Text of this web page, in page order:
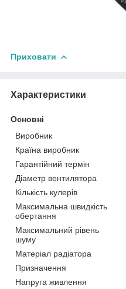
Приховати
Характеристики
Основні
Виробник
Країна виробник
Гарантійний термін
Діаметр вентилятора
Кількість кулерів
Максимальна швидкість
обертання
Максимальний рівень
шуму
Матеріал радіатора
Призначення
Напруга живлення